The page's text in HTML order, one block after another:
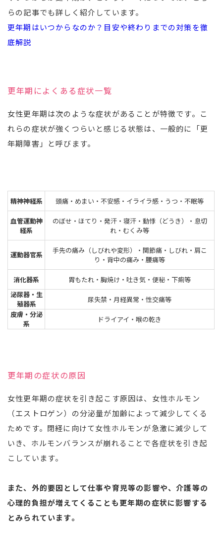
らの記事でも詳しく紹介しています。
更年期はいつからなのか？目安や終わりまでの対策を徹
底解説
更年期によくある症状一覧
女性更年期は次のような症状があることが特徴です。こ
れらの症状が強くつらいと感じる状態は、一般的に「更
年期障害」と呼びます。
精神神経系 頭痛・めまい・不安感・イライラ感・うつ・不眠等
血管運動神
経系
のぼせ・ほてり・発汗・寝汗・動悸（どうき）・息切
れ・むくみ等
運動器官系
手先の痛み（しびれや変形）・関節痛・しびれ・肩こ
り・背中の痛み・腰痛等
消化器系
胃もたれ・胸焼け・吐き気・便秘・下痢等
泌尿器・生
殖器系
尿失禁・月経異常・性交痛等
皮膚・分泌
系
ドライアイ・喉の乾き
更年期の症状の原因
女性更年期の症状を引き起こす原因は、女性ホルモン
（エストロゲン）の分泌量が加齢によって減少してくる
ためです。閉経に向けて女性ホルモンが急激に減少して
いき、ホルモンバランスが崩れることで各症状を引き起
こしています。
また、外的要因として仕事や育児等の影響や、介護等の
心理的負担が増えてくることも更年期の症状に影響する
とみられています。